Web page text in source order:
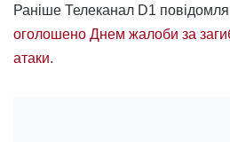
Раніше Телеканал D1
оголошено Днем жалоби за
атаки.